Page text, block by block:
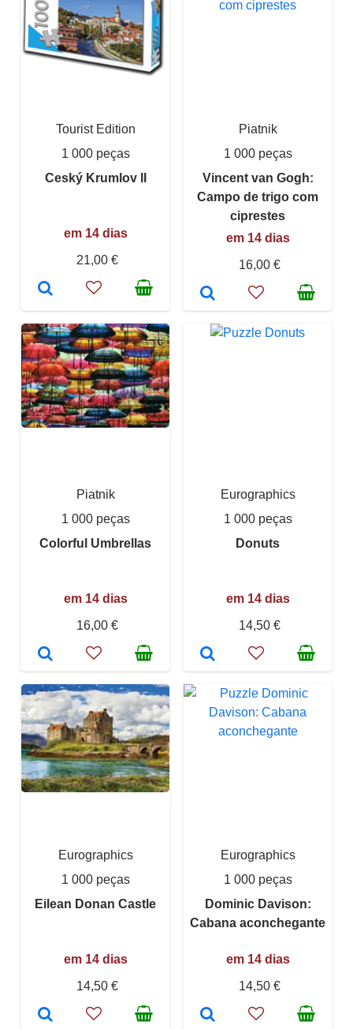
Tourist Edition
1 000 peças
Ceský Krumlov II
em 14 dias
21,00 €
Piatnik
1 000 peças
Vincent van Gogh:
Campo de trigo com
ciprestes
em 14 dias
16,00 €
Piatnik
1 000 peças
Colorful Umbrellas
em 14 dias
16,00 €
Eurographics
1 000 peças
Donuts
em 14 dias
14,50 €
Eurographics
1 000 peças
Eilean Donan Castle
em 14 dias
14,50 €
Eurographics
1 000 peças
Dominic Davison:
Cabana aconchegante
em 14 dias
14,50 €